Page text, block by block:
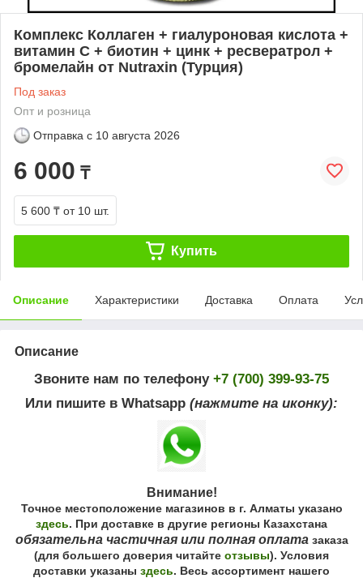
Комплекс Коллаген + гиалуроновая кислота +
витамин С + биотин + цинк + ресвератрол +
бромелайн от Nutraxin (Турция)
Под заказ
Опт и розница
Отправка с 10 августа 2026
6 000 ₸
5 600 ₸ от 10 шт.
Купить
Описание Характеристики Доставка Оплата
Описание
Звоните нам по телефону +7 (700) 399-93-75
Или пишите в Whatsapp (нажмите на иконку):
Внимание!
Точное местоположение магазинов в г. Алматы указано
здесь. При доставке в другие регионы Казахстана
обязательна частичная или полная оплатазаказа
(для большего доверия читайте отзывы). Условия
доставки указаны здесь. Весь ассортимент нашего